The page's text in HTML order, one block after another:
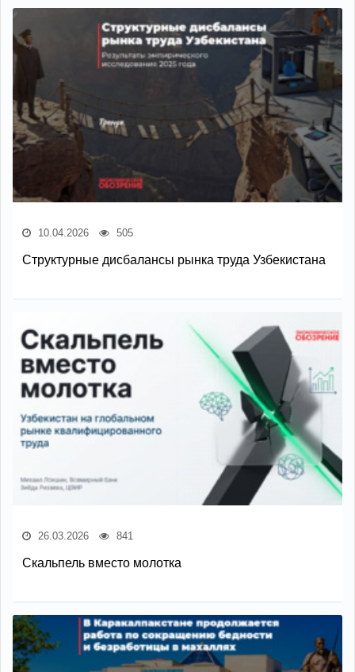
10.04.2026 505
Структурные дисбалансы рынка труда Узбекистана
26.03.2026 841
Скальпель вместо молотка